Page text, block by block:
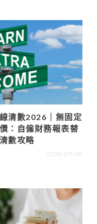
清數2026｜無固定
：自僱財務報表替
數攻略
2026-07-08